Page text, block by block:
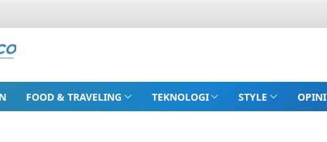
FOOD & TRAVELING TEKNOLOGI STYLE OPINI